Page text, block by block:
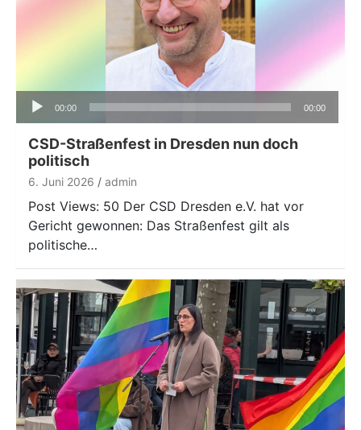
Audio-
Player
00:00 00:00
CSD-Straßenfest in Dresden nun doch
politisch
6. Juni 2026 admin
Post Views: 50 Der CSD Dresden e.V. hat vor
Gericht gewonnen: Das Straßenfest gilt als
politische…